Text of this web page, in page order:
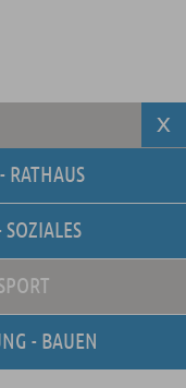
RATHAUS
- BAUEN